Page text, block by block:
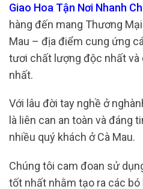
Giao Hoa Tận Nơi Nhanh
hàng đến mang Thương
Mau – địa điểm cung ứng
tươi chất lượng độc nhất và
nhất.
Với lâu đời tay nghề ở
là liên can an toàn và đáng
nhiều quý khách ở Cà Mau.
Chúng tôi cam đoan sử
tốt nhất nhằm tạo ra các